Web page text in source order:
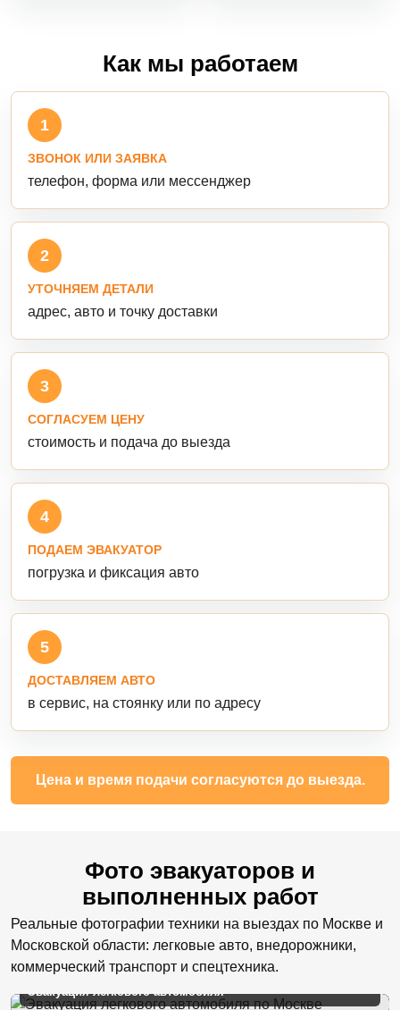
Как мы работаем
1
ЗВОНОК ИЛИ ЗАЯВКА
телефон, форма или мессенджер
2
УТОЧНЯЕМ ДЕТАЛИ
адрес, авто и точку доставки
3
СОГЛАСУЕМ ЦЕНУ
стоимость и подача до выезда
4
ПОДАЕМ ЭВАКУАТОР
погрузка и фиксация авто
5
ДОСТАВЛЯЕМ АВТО
в сервис, на стоянку или по адресу
Цена и время подачи согласуются до выезда.
Фото эвакуаторов и
выполненных работ
Реальные фотографии техники на выездах по Москве и
Московской области: легковые авто, внедорожники,
коммерческий транспорт и спецтехника.
Эвакуация легкового автомобиля